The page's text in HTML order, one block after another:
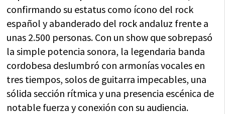
confirmando su estatus como ícono del rock
español y abanderado del rock andaluz frente a
unas 2.500 personas. Con un show que sobrepasó
la simple potencia sonora, la legendaria banda
cordobesa deslumbró con armonías vocales en
tres tiempos, solos de guitarra impecables, una
sólida sección rítmica y una presencia escénica de
notable fuerza y conexión con su audiencia.